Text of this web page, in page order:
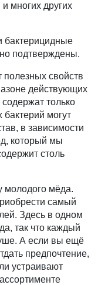
многих других
бактерицидные
подтверждены.
полезных свойств
действующих
только
могут
в зависимости
который мы
столь
молодого мёда.
самый
Здесь в одном
так что каждый
А если вы ещё
предпочтение,
устраивают